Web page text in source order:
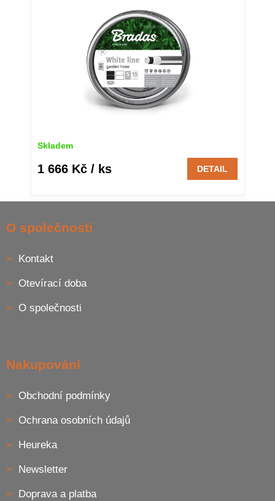
Skladem
1 666 Kč / ks DETAIL
O společnosti
Kontakt
Otevírací doba
O společnosti
Nakupování
Obchodní podmínky
Ochrana osobních údajů
Heureka
Newsletter
Doprava a platba